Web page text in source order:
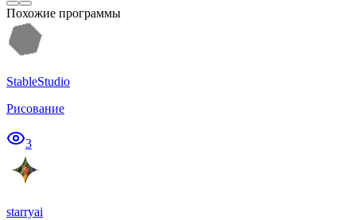
Похожие программы
StableStudio
Рисование
3
starryai